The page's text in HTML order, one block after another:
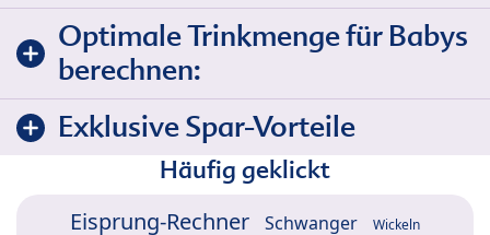
Optimale Trinkmenge für Babys
berechnen:
Exklusive Spar-Vorteile
Häufig geklickt
Eisprung-Rechner Schwanger Wickeln